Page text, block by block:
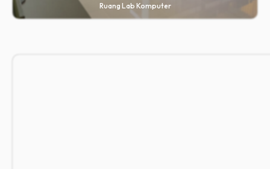
Ruang Lab Komputer